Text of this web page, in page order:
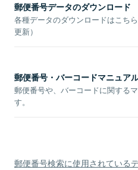
郵便番号データのダウンロード
各種データのダウンロードはこち
更新）
郵便番号・バーコードマニュア
郵便番号や、バーコードに関する
す。
郵便番号検索に使用されている